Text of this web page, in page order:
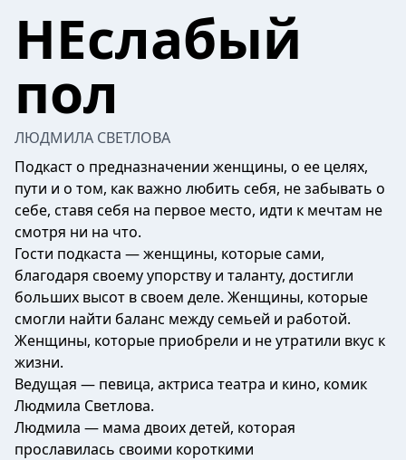
НЕслабый
пол
ЛЮДМИЛА СВЕТЛОВА
Подкаст о предназначении женщины, о ее целях,
пути и о том, как важно любить себя, не забывать о
себе, ставя себя на первое место, идти к мечтам не
смотря ни на что.
Гости подкаста — женщины, которые сами,
благодаря своему упорству и таланту, достигли
больших высот в своем деле. Женщины, которые
смогли найти баланс между семьей и работой.
Женщины, которые приобрели и не утратили вкус к
жизни.
Ведущая — певица, актриса театра и кино, комик
Людмила Светлова.
Людмила — мама двоих детей, которая
прославилась своими короткими